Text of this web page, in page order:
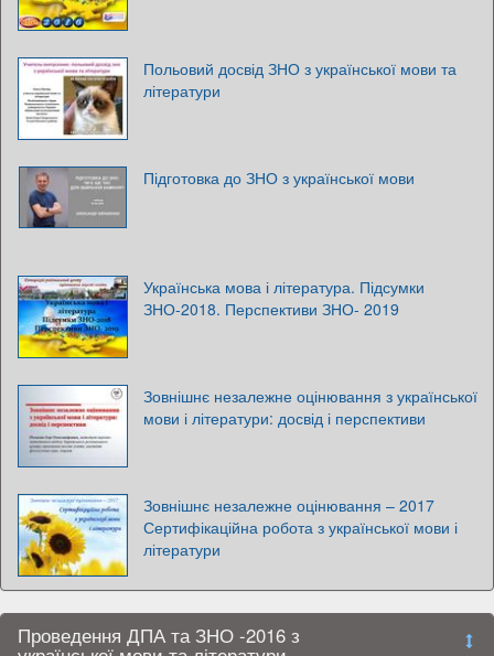
Польовий досвід ЗНО з української мови та
літератури
Підготовка до ЗНО з української мови
Українська мова і література. Підсумки
ЗНО-2018. Перспективи ЗНО- 2019
Зовнішнє незалежне оцінювання з української
мови і літератури: досвід і перспективи
Зовнішнє незалежне оцінювання – 2017
Сертифікаційна робота з української мови і
літератури
Проведення ДПА та ЗНО -2016 з